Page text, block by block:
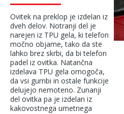
Ovitek na preklop je izdelan iz
dveh delov. Notranji del je
narejen iz TPU gela, ki telefon
močno objame, tako da ste
lahko brez skrbi, da bi telefon
padel iz ovitka. Natančna
izdelava TPU gela omogoča,
da vsi gumbi in ostale funkcije
delujejo nemoteno. Zunanji
del ovitka pa je izdelan iz
kakovostnega umetnega